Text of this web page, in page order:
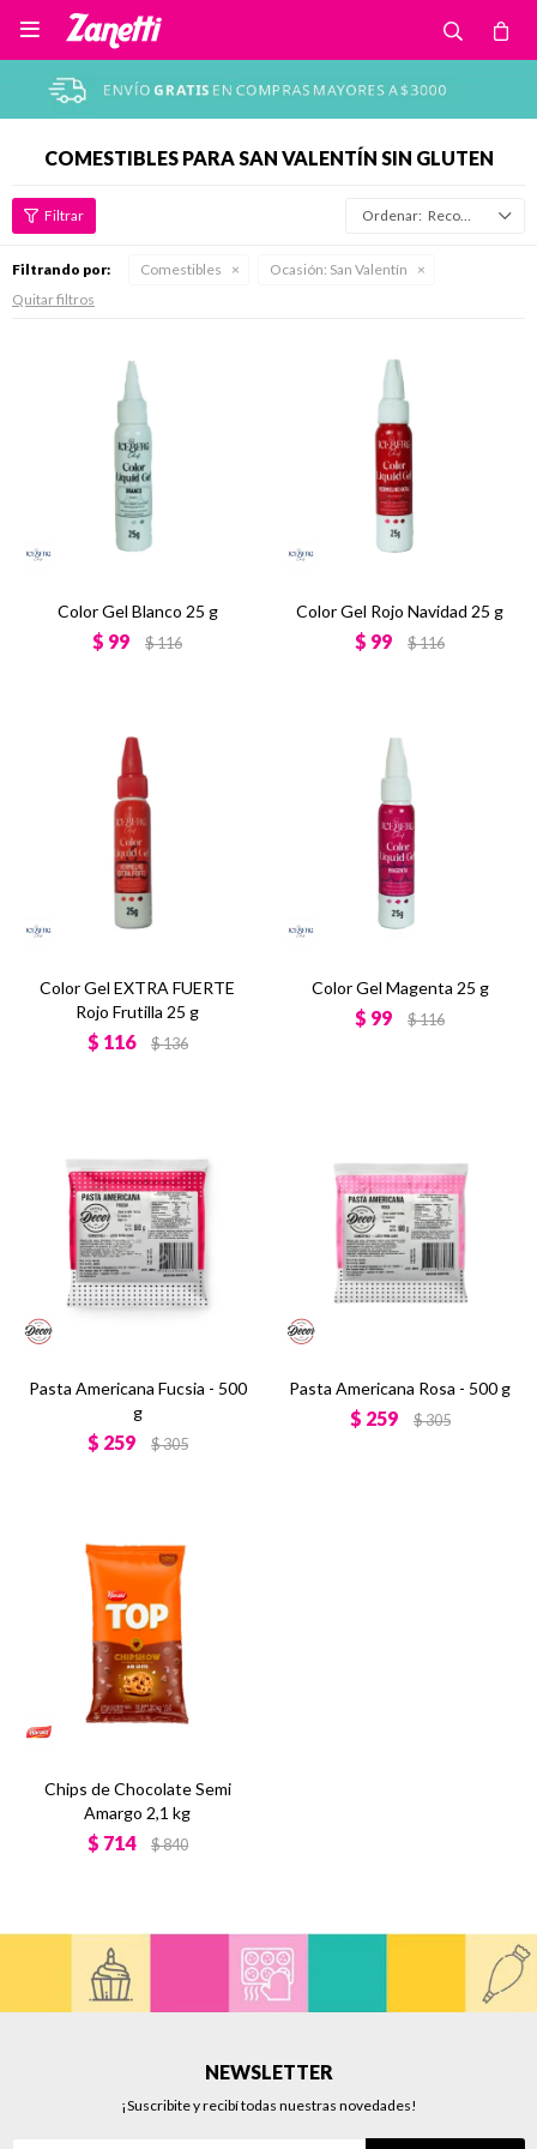

COMESTIBLES PARA SAN VALENTÍN SIN GLUTEN
Recomendados
Filtrando por: Comestibles Ocasión: San Valentín
Quitar filtros
Color Gel Blanco 25 g
$ 99 $116
Color Gel Rojo Navidad 25 g
$ 99 $116
Color Gel EXTRA FUERTE
Rojo Frutilla 25 g
$ 116 $136
Color Gel Magenta 25 g
$ 99 $116
Pasta Americana Fucsia - 500
g
$ 259 $305
Pasta Americana Rosa - 500 g
$ 259 $305
Chips de Chocolate Semi
Amargo 2,1 kg
$ 714 $840
NEWSLETTER
¡Suscribite y recibí todas nuestras novedades!